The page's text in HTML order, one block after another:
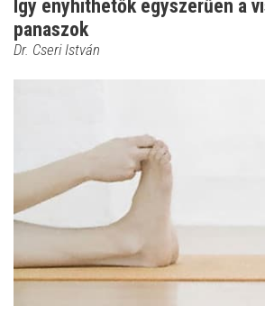
Így enyhíthetők egyszerűen a
panaszok
Dr. Cseri István